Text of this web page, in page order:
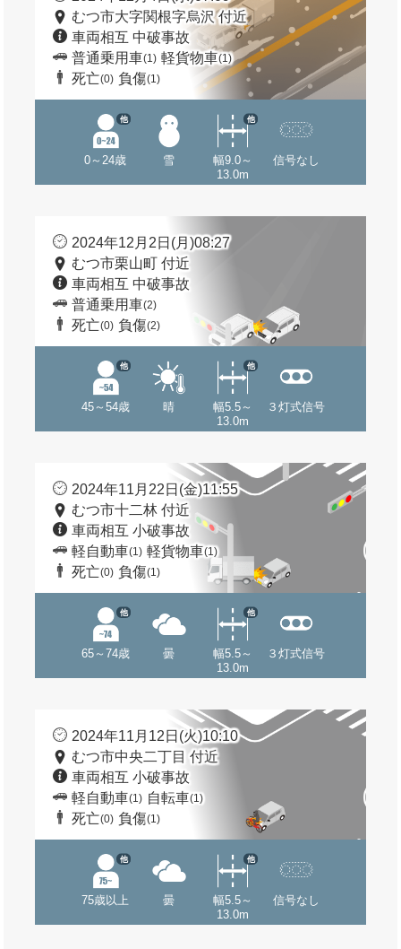
むつ市大字関根字烏沢 付近
車両相互 中破事故
普通乗用車(1) 軽貨物車(1)
死亡(0) 負傷(1)
0～24歳
他
雪
幅9.0～
13.0m
他
信号なし
2024年12月2日(月)08:27
むつ市栗山町 付近
車両相互 中破事故
普通乗用車(2)
死亡(0) 負傷(2)
45～54歳
他
晴
幅5.5～
13.0m
他
３灯式信号
2024年11月22日(金)11:55
むつ市十二林 付近
車両相互 小破事故
軽自動車(1) 軽貨物車(1)
死亡(0) 負傷(1)
65～74歳
他
曇
幅5.5～
13.0m
他
３灯式信号
2024年11月12日(火)10:10
むつ市中央二丁目 付近
車両相互 小破事故
軽自動車(1) 自転車(1)
死亡(0) 負傷(1)
75歳以上
他
曇
幅5.5～
13.0m
他
信号なし